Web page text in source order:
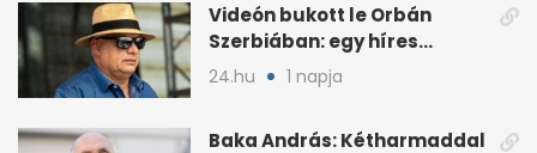
Videón bukott le Orbán
Szerbiában: egy híres
milliárdossal nyaral
24.hu 1 napja
Baka András: Kétharmaddal